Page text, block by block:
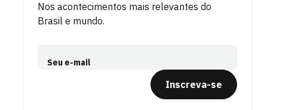
Nos acontecimentos mais relevantes do
Brasil e mundo.
Seu e-mail
Inscreva-se